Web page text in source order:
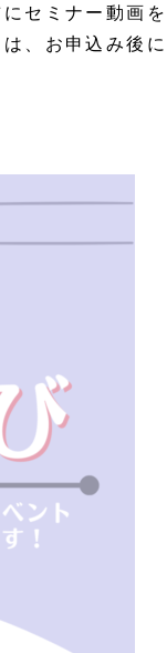
セミナー動画
、お申込み後